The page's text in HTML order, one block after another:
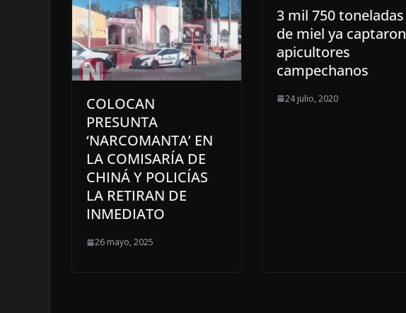
COLOCAN
PRESUNTA
‘NARCOMANTA’ EN
LA COMISARÍA DE
CHINÁ Y POLICÍAS
LA RETIRAN DE
INMEDIATO
26 mayo, 2025
3 mil 750 toneladas
de miel ya captaron
apicultores
campechanos
24 julio, 2020